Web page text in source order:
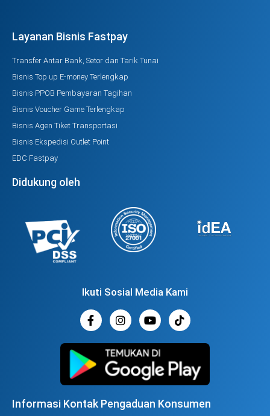
Layanan Bisnis Fastpay
Transfer Antar Bank, Setor dan Tarik Tunai
Bisnis Top up E-money Terlengkap
Bisnis PPOB Pembayaran Tagihan
Bisnis Voucher Game Terlengkap
Bisnis Agen Tiket Transportasi
Bisnis Ekspedisi Outlet Point
EDC Fastpay
Didukung oleh
Ikuti Sosial Media Kami
Informasi Kontak Pengaduan Konsumen